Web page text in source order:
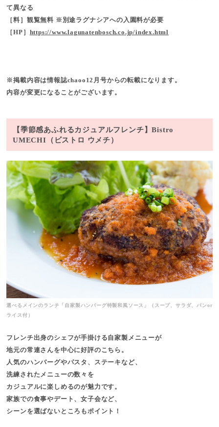
て異なる
［料］観覧無料 ※別途ラグナシアへの入園料が必要
［HP］ https://www.lagunatenbosch.co.jp/index.html
※掲載内容は情報誌chaoo12月号からの転載になります。
内容が変更になることがございます。
【季節感あふれるカジュアルフレンチ】Bistro
UMECHI（ビストロ ウメチ）
選べるメインのランチ「自家製ハンバーグ特製和風ソース」（スープ、サラダ、パンor
ライス付）
フレンチ出身のシェフが手掛ける自家製メニューが
地元の常連さんを中心に好評のこちら。
人気のハンバーグやパスタ、ステーキなど、
洗練されたメニューの数々を
カジュアルに楽しめるのが魅力です。
家族での食事やデート、女子会など、
シーンを選ばないところもポイント！